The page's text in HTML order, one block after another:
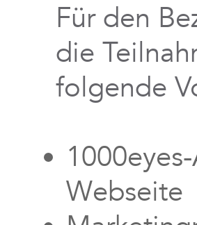
Für den
die
folgende
Webseite